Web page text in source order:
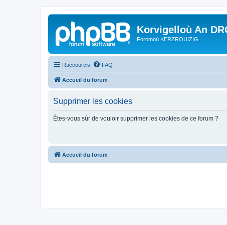
Korvigelloù An
Foromoù KERZROUIZIG
Raccourcis FAQ
Accueil du forum
Supprimer les cookies
Êtes-vous sûr de vouloir supprimer les cookies de ce forum ?
Accueil du forum